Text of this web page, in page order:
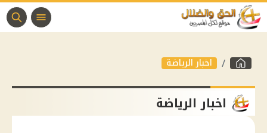
اخبار الرياضة
اخبار الرياضة